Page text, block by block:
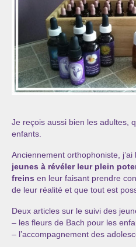
Je reçois aussi bien les adultes,
enfants.
Anciennement orthophoniste,
jeunes à révéler leur plein
freins en leur faisant prendre
de leur réalité et que tout est
Deux articles sur le suivi des
– les fleurs de Bach pour les
– l’accompagnement des